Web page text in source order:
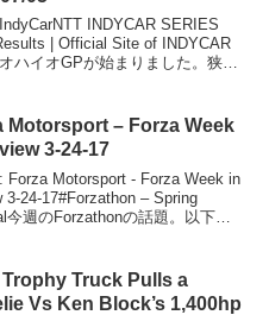
INDYCAR SERIES
| Official Site of INDYCAR
ハイオGPが始まりました。狭
Motorsport – Forza Week
3-24-17
Forza Motorsport - Forza Week in
3-24-17#Forzathon – Spring
今週のForzathonの話題。以下の
Trophy Truck Pulls a
Vs Ken Block’s 1,400hp